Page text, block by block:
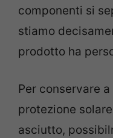
componenti si
stiamo
prodotto ha
Per conservare
protezione
asciutto,